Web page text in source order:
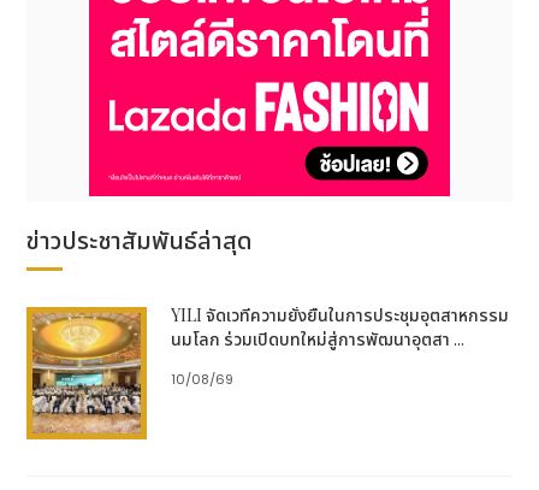
ประกอบของแหล่งมรดกโลกทางวัฒนธรรม “แหล่งมรดก
คริสเตียนผู้ซ่อนเร้นในภูมิภาคนางาซากิและอามาคุสะ” รวม
ถึงทะเลอันงดงามที่มีน้ำใสที่สุดแห่งหนึ่งในญี่ปุ่น และ
วัฒนธรรมอาหารอันอุดมสมบูรณ์ เมืองโกโตะยังมีนักท่อง
เที่ยวต่างชาติไม่พลุกพล่านมากนัก และยินดีต้อนรับทุกท่าน
สู่ “สวรรค์อันบริสุทธิ์” ที่สามารถดื่มด่ำกับความงามอัน
แท้จริงของญี่ปุ่นได้อย่างผ่อนคลาย
https://goto.nagasaki-tabinet.com/en
ที่มา : เมืองโกโตะ รัฐบาลจังหวัดนางาซากิ
โพสต์ : บริษัท ดาต้าเซ็ต จำกัด
เผยแพร่ : พีอาร์ นิวส์ ไทยแลนด์
ข่าวประชาสัมพันธ์ล่าสุด
YILI จัดเวทีความยั่งยืนในการประชุมอุตสาหกรรม
นมโลก ร่วมเปิดบทใหม่สู่การพัฒนาอุตสา ...
10/08/69